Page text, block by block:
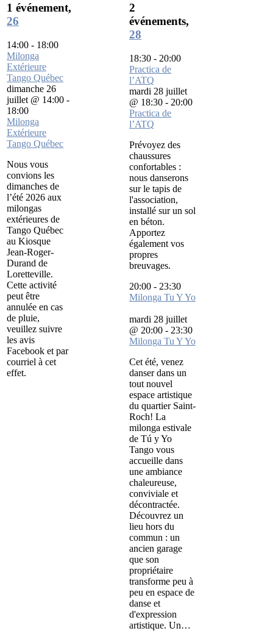
1 événement,
26
14:00 - 18:00
Milonga
Extérieure
Tango Québec
dimanche 26
juillet @ 14:00 -
18:00
Milonga
Extérieure
Tango Québec
Nous vous
convions les
dimanches de
l’été 2026 aux
milongas
extérieures de
Tango Québec
au Kiosque
Jean-Roger-
Durand de
Loretteville.
Cette activité
peut être
annulée en cas
de pluie,
veuillez suivre
les avis
Facebook et par
courriel à cet
effet.
2
événements,
28
18:30 - 20:00
Practica de
l’ATQ
mardi 28 juillet
@ 18:30 - 20:00
Practica de
l’ATQ
Prévoyez des
chaussures
confortables :
nous danserons
sur le tapis de
l'association,
installé sur un sol
en béton.
Apportez
également vos
propres
breuvages.
20:00 - 23:30
Milonga Tu Y Yo
mardi 28 juillet
@ 20:00 - 23:30
Milonga Tu Y Yo
Cet été, venez
danser dans un
tout nouvel
espace artistique
du quartier Saint-
Roch! La
milonga estivale
de Tú y Yo
Tango vous
accueille dans
une ambiance
chaleureuse,
conviviale et
décontractée.
Découvrez un
lieu hors du
commun : un
ancien garage
que son
propriétaire
transforme peu à
peu en espace de
danse et
d'expression
artistique. Un…